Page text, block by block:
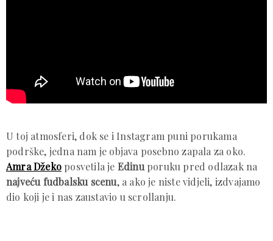
U toj atmosferi, dok se i Instagram puni porukama
podrške, jedna nam je objava posebno zapala za oko.
Amra Džeko posvetila je Edinu poruku pred odlazak na
najveću fudbalsku scenu, a ako je niste vidjeli, izdvajamo
dio koji je i nas zaustavio u scrollanju.